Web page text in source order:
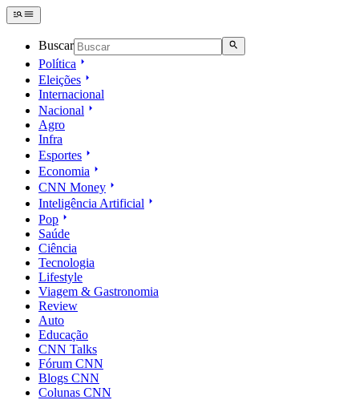
Buscar
Política
Eleições
Internacional
Nacional
Agro
Infra
Esportes
Economia
CNN Money
Inteligência Artificial
Pop
Saúde
Ciência
Tecnologia
Lifestyle
Viagem & Gastronomia
Review
Auto
Educação
CNN Talks
Fórum CNN
Blogs CNN
Colunas CNN